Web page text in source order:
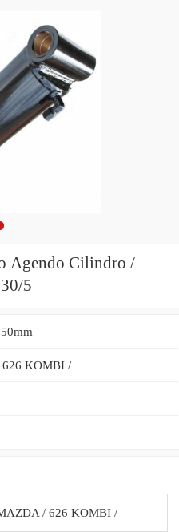
Agendo Cilindro /
5
KOMBI /
/ 626 KOMBI /